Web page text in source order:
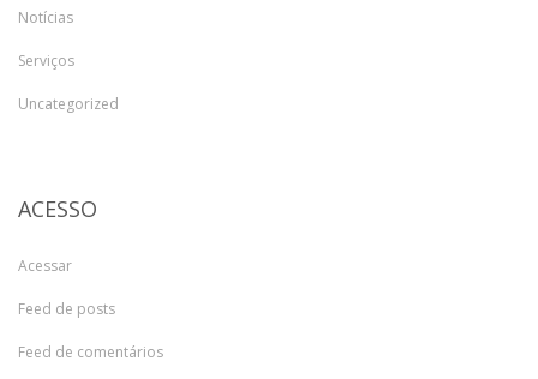
Notícias
Serviços
Uncategorized
ACESSO
Acessar
Feed de posts
Feed de comentários